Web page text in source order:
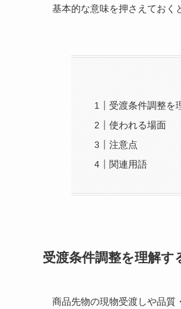
基本的な意味を押さえておく
受渡条件調整を
使われる場面
注意点
関連用語
受渡条件調整を理解す
商品先物の現物受渡しや品質